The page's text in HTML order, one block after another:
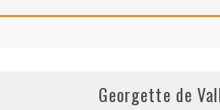
Georgette de